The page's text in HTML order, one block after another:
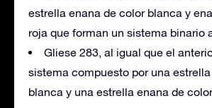
estrella enana de color blanca y
roja que forman un sistema binario
Gliese 283, al igual que el
sistema compuesto por una
blanca y una estrella enana de